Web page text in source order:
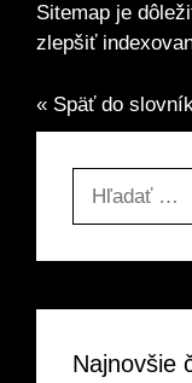
Sitemap je
zlepšiť
« Späť do
Najnovšie